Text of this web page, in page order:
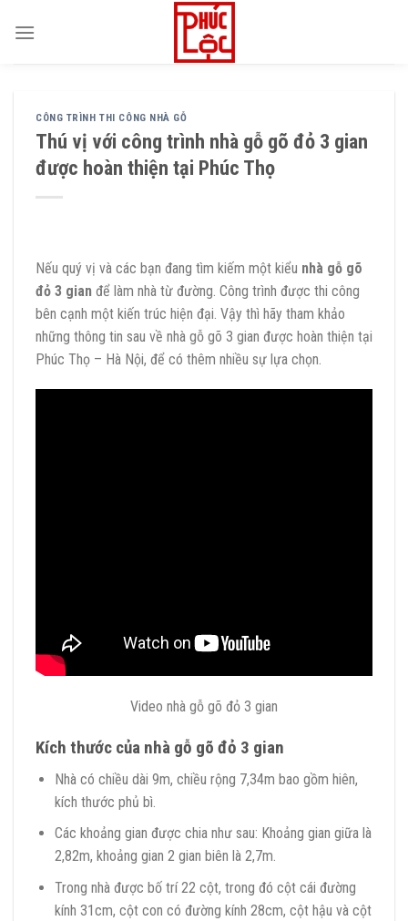
CÔNG TRÌNH THI CÔNG NHÀ GỖ
Thú vị với công trình nhà gỗ gõ đỏ 3 gian
được hoàn thiện tại Phúc Thọ
Nếu quý vị và các bạn đang tìm kiếm một kiểu nhà gỗ gõ
đỏ 3 gian để làm nhà từ đường. Công trình được thi công
bên cạnh một kiến trúc hiện đại. Vậy thì hãy tham khảo
những thông tin sau về nhà gỗ gõ 3 gian được hoàn thiện tại
Phúc Thọ – Hà Nội, để có thêm nhiều sự lựa chọn.
Video nhà gỗ gõ đỏ 3 gian
Kích thước của nhà gỗ gõ đỏ 3 gian
Nhà có chiều dài 9m, chiều rộng 7,34m bao gồm hiên,
kích thước phủ bì.
Các khoảng gian được chia như sau: Khoảng gian giữa là
2,82m, khoảng gian 2 gian biên là 2,7m.
Trong nhà được bố trí 22 cột, trong đó cột cái đường
kính 31cm, cột con có đường kính 28cm, cột hậu và cột